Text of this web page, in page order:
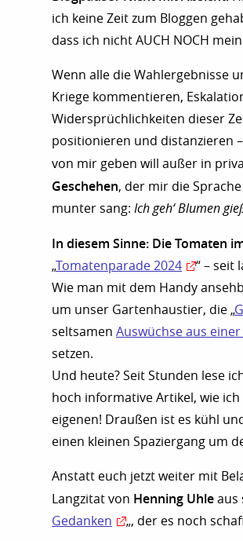
ich keine Zeit zum Bloggen
dass ich nicht AUCH NOCH
Wenn alle die Wahlergebnisse
Kriege kommentieren,
Widersprüchlichkeiten dieser
positionieren und distanzieren
von mir geben will außer in
Geschehen, der mir die
munter sang: Ich geh‘ Blumen
In diesem Sinne: Die Tomaten
„Tomatenparade 2024
“ – seit
Wie man mit dem Handy
um unser Gartenhaustier, die „
seltsamen Auswüchse aus
setzen.
Und heute? Seit Stunden lese
hoch informative Artikel, wie
eigenen! Draußen ist es kühl
einen kleinen Spaziergang um
Anstatt euch jetzt weiter mit
Langzitat von Henning Uhle aus
Gedanken
„, der es noch